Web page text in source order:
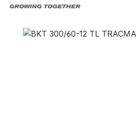
Bildergalerie überspringen